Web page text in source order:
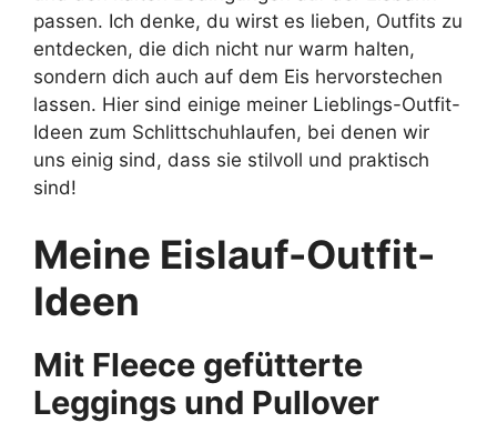
passen. Ich denke, du wirst es lieben, Outfits zu
entdecken, die dich nicht nur warm halten,
sondern dich auch auf dem Eis hervorstechen
lassen. Hier sind einige meiner Lieblings-Outfit-
Ideen zum Schlittschuhlaufen, bei denen wir
uns einig sind, dass sie stilvoll und praktisch
sind!
Meine Eislauf-Outfit-
Ideen
Mit Fleece gefütterte
Leggings und Pullover